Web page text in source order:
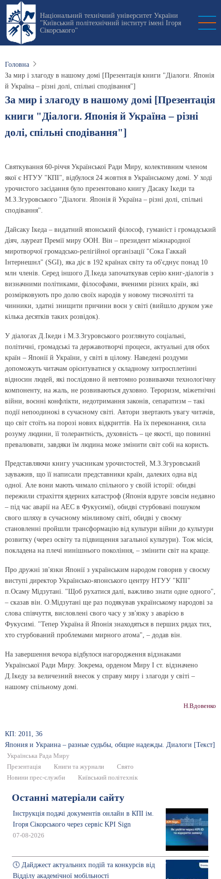
Перейти
основного
вмісту
Національний технічний університет України
"Київський політехнічний інститут імені Ігоря
Сікорського"
Головна
За мир і злагоду в нашому домі [Презентація книги "Діалоги. Японія
й Україна – різні долі, спільні сподівання"]
За мир і злагоду в нашому домі [Презентація
книги "Діалоги. Японія й Україна – різні
долі, спільні сподівання"]
Святкування 60-річчя Української Ради Миру, колективним членом
якої є НТУУ "КПІ", відбулося 24 жовтня в Українському домі. У ході
урочистого засідання було презентовано книгу Дасаку Ікеди та
М.З.Згуровського "Діалоги. Японія й Україна – різні долі, спільні
сподівання".
Дайсаку Ікеда – видатний японський філософ, гуманіст і громадський
діяч, лауреат Премії миру ООН. Він – президент міжнародної
миротворчої громадсько-релігійної організації "Сока Гаккай
Інтернешнл" (SGI), яка діє в 192 країнах світу та об'єднує понад 10
млн членів. Серед іншого Д.Ікеда започаткував серію книг-діалогів з
визначними політиками, філосо­фами, вченими різних країн, які
розмірковують про долю своїх народів у новому ти­сячолітті та
чинники, здатні знищити причини воєн у світі (вийшло друком уже
кілька десятків таких розвідок).
У діалогах Д.Ікеди і М.З.Згуровського розглянуто соціальні,
політичні, громадські та державотворчі процеси, актуальні для обох
країн – Японії й України, у світі в цілому. Наведені роздуми
допоможуть читачам орієнту­ватися у складному хитросплетінні
відносин людей, які послідовно й невтомно розвиваючи технологічну
компоненту, на жаль, не розвиваються духовно. Тероризм, міжетнічні
війни, воєнні конфлікти, недотримання зако­нів, сепаратизм – такі
події непоодинокі в сучасному світі. Автори звертають увагу читачів,
що світ стоїть на порозі нових відкриттів. На їх переконання, сила
розуму людини, її толерантність, духов­ність – це якості, що повинні
пре­ва­лювати, завдяки їм людина може змі­нити світ собі на користь.
Представляючи книгу учасникам урочистостей, М.З.Згуровський
зауважив, що її написали представники країн, далеких одна від
одної. Але вони мають чимало спільного у своїй історії: обидві
пережили страхіття ядерних катастроф (Японія вдруге зовсім недавно
– під час аварії на АЕС в Фукуси­мі), обидві стурбовані пошуком
свого шляху в сучасному мінливому світі, обидві у своєму
становленні пройшли трансформацію від культури війни до культури
розвитку (через освіту та підвищення загальної культури). Тож місія,
покладена на плечі нинішнього покоління, – змінити світ на краще.
Про дружні зв'язки Японії з укра­їнським народом говорив у своєму
виступі директор Українсько-японського центру НТУУ "КПІ"
п.Осаму Мідзутані. "Щоб рухатися далі, важливо знати одне одного",
– сказав він. О.Мідзутані ще раз подякував українському народові за
слова співчуття, висловлені свого часу у зв'язку з аварією в
Фукусимі. "Тепер Україна й Японія знаходяться в перших рядах тих,
хто стурбований проблемами мирного атома", – додав він.
На завершення вечора відбулося нагородження відзнаками
Української Ра­ди Миру. Зокрема, орденом Миру І ст. відзначено
Д.Ікеду за величезний внесок у справу миру і злагоди у світі –
нашому спільному домі.
Н.Вдовенко
КП: 2011, 36
Япония и Украина – разные судьбы, общие надежды. Диалоги [Текст]
Українська Рада Миру
Презентація
Книги та журнали
Свято
Новини прес-служби
Київський політехнік
Останні матеріали сайту
Інструкція подачі документів онлайн в КПІ ім.
Ігоря Сікорського через сервіс KPI Sign
07-08-2026
🕔 Дайджест актуальних подій та конкурсів від
Відділу академічної мобільності